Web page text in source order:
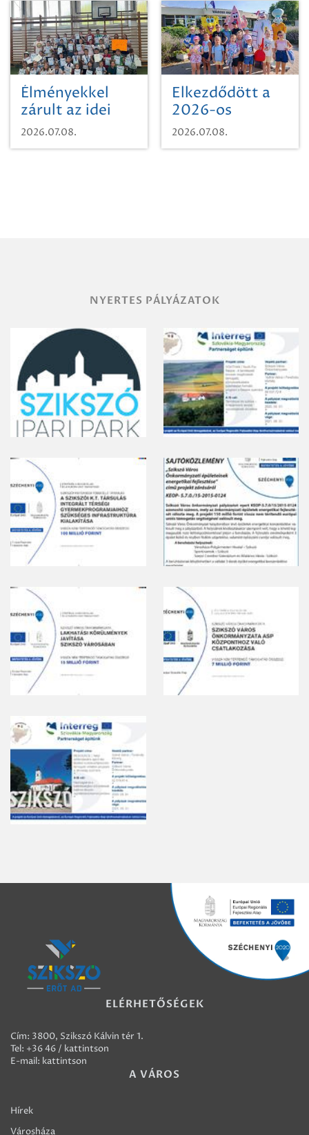
területének
vegyszeres
gyomirtásáról
Élményekkel
zárult az idei
sporttábor!
2026.07.08.
Elkezdődött a
2026-os
SpongyaBob
tábor!
2026.07.08.
NYERTES PÁLYÁZATOK
ELÉRHETŐSÉGEK
Cím: 3800, Szikszó Kálvin tér 1.
Tel: +36 46 / kattintson
E-mail: kattintson
A VÁROS
Hírek
Városháza